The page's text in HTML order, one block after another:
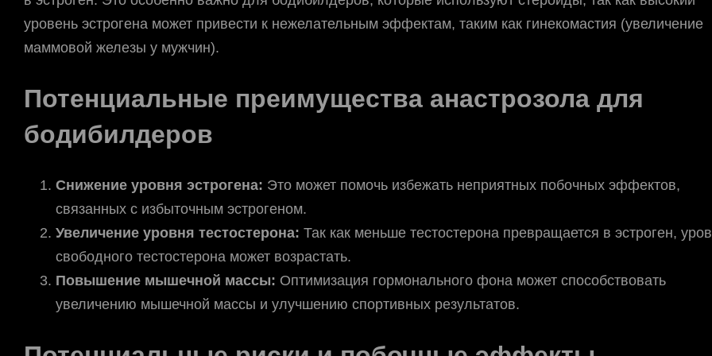
уровень эстрогена может привести к нежелательным эффектам, таким как гинекомастия (увеличение
маммовой железы у мужчин).
Потенциальные преимущества анастрозола для
бодибилдеров
Снижение уровня эстрогена: Это может помочь избежать неприятных побочных эффектов,
связанных с избыточным эстрогеном.
Увеличение уровня тестостерона: Так как меньше тестостерона превращается в эстроген,
свободного тестостерона может возрастать.
Повышение мышечной массы: Оптимизация гормонального фона может способствовать
увеличению мышечной массы и улучшению спортивных результатов.